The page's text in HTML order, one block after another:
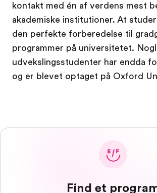
Bliv en del af holdet
kontakt med én af verdens mest
akademiske institutioner. At
den perfekte forberedelse til
programmer på universitetet.
udvekslingsstudenter har endda
og er blevet optaget på Oxford
Find et